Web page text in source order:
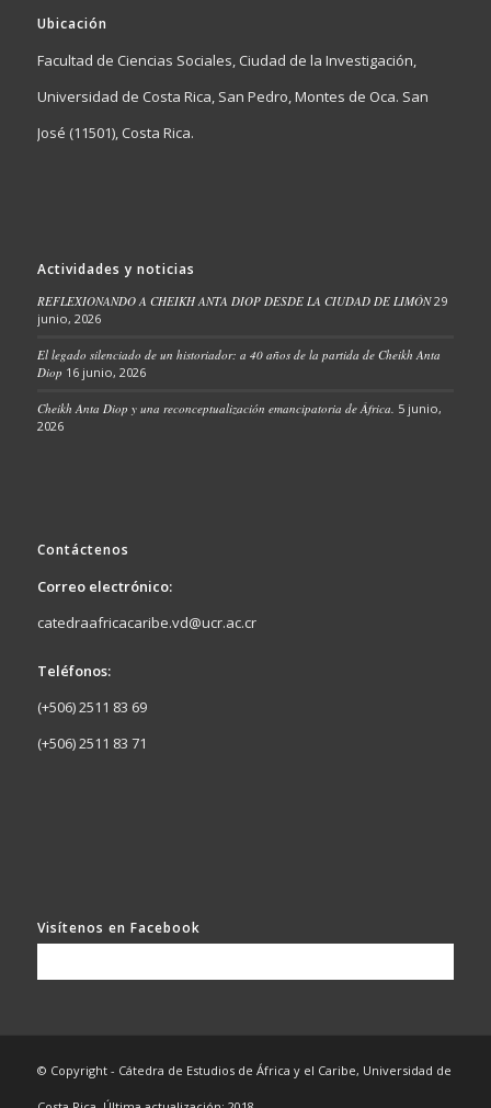
Ubicación
Facultad de Ciencias Sociales, Ciudad de la Investigación,
Universidad de Costa Rica, San Pedro, Montes de Oca. San
José (11501), Costa Rica.
Actividades y noticias
REFLEXIONANDO A CHEIKH ANTA DIOP DESDE LA CIUDAD DE LIMÓN 29
junio, 2026
El legado silenciado de un historiador: a 40 años de la partida de Cheikh Anta
Diop 16 junio, 2026
Cheikh Anta Diop y una reconceptualización emancipatoria de África. 5 junio,
2026
Contáctenos
Correo electrónico:
catedraafricacaribe.vd@ucr.ac.cr
Teléfonos:
(+506) 2511 83 69
(+506) 2511 83 71
Visítenos en Facebook
© Copyright - Cátedra de Estudios de África y el Caribe, Universidad de